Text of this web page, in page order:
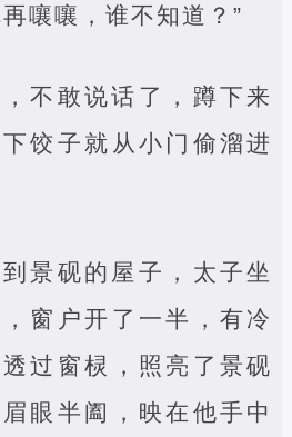
嚷嚷，谁不知道？”
不敢说话了，蹲下来
饺子就从小门偷溜进
景砚的屋子，太子坐
窗户开了一半，有冷
过窗棂，照亮了景砚
眼半阖，映在他手中